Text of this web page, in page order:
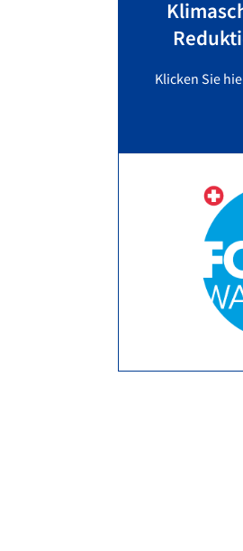
Klicken Sie